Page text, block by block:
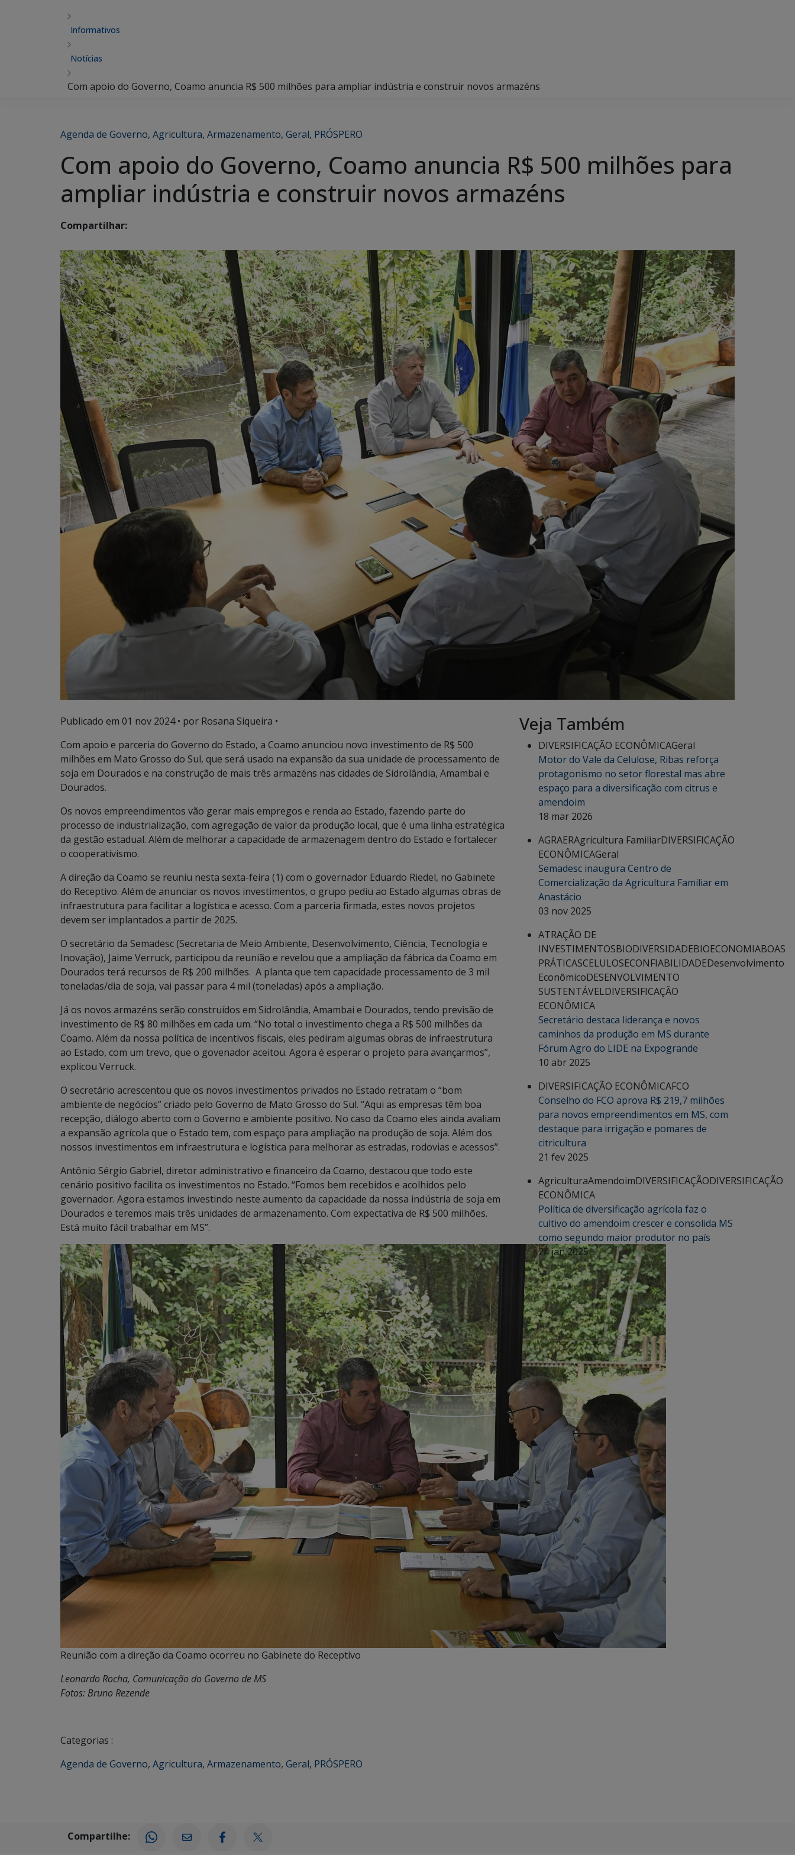
Informativos
Notícias
Com apoio do Governo, Coamo anuncia R$ 500 milhões para ampliar indústria e construir novos armazéns
Agenda de Governo, Agricultura, Armazenamento, Geral, PRÓSPERO
Com apoio do Governo, Coamo anuncia R$ 500 milhões para
ampliar indústria e construir novos armazéns
Compartilhar:
Publicado em 01 nov 2024• por Rosana Siqueira •
Com apoio e parceria do Governo do Estado, a Coamo anunciou novo investimento de R$ 500
milhões em Mato Grosso do Sul, que será usado na expansão da sua unidade de processamento de
soja em Dourados e na construção de mais três armazéns nas cidades de Sidrolândia, Amambai e
Dourados.
Os novos empreendimentos vão gerar mais empregos e renda ao Estado, fazendo parte do
processo de industrialização, com agregação de valor da produção local, que é uma linha estratégica
da gestão estadual. Além de melhorar a capacidade de armazenagem dentro do Estado e fortalecer
o cooperativismo.
A direção da Coamo se reuniu nesta sexta-feira (1) com o governador Eduardo Riedel, no Gabinete
do Receptivo. Além de anunciar os novos investimentos, o grupo pediu ao Estado algumas obras de
infraestrutura para facilitar a logística e acesso. Com a parceria firmada, estes novos projetos
devem ser implantados a partir de 2025.
O secretário da Semadesc (Secretaria de Meio Ambiente, Desenvolvimento, Ciência, Tecnologia e
Inovação), Jaime Verruck, participou da reunião e revelou que a ampliação da fábrica da Coamo em
Dourados terá recursos de R$ 200 milhões. A planta que tem capacidade processamento de 3 mil
toneladas/dia de soja, vai passar para 4 mil (toneladas) após a ampliação.
Já os novos armazéns serão construídos em Sidrolândia, Amambai e Dourados, tendo previsão de
investimento de R$ 80 milhões em cada um. “No total o investimento chega a R$ 500 milhões da
Coamo. Além da nossa política de incentivos fiscais, eles pediram algumas obras de infraestrutura
ao Estado, com um trevo, que o govenador aceitou. Agora é esperar o projeto para avançarmos”,
explicou Verruck.
O secretário acrescentou que os novos investimentos privados no Estado retratam o “bom
ambiente de negócios” criado pelo Governo de Mato Grosso do Sul. “Aqui as empresas têm boa
recepção, diálogo aberto com o Governo e ambiente positivo. No caso da Coamo eles ainda avaliam
a expansão agrícola que o Estado tem, com espaço para ampliação na produção de soja. Além dos
nossos investimentos em infraestrutura e logística para melhorar as estradas, rodovias e acessos”.
Antônio Sérgio Gabriel, diretor administrativo e financeiro da Coamo, destacou que todo este
cenário positivo facilita os investimentos no Estado. “Fomos bem recebidos e acolhidos pelo
governador. Agora estamos investindo neste aumento da capacidade da nossa indústria de soja em
Dourados e teremos mais três unidades de armazenamento. Com expectativa de R$ 500 milhões.
Está muito fácil trabalhar em MS”.
Reunião com a direção da Coamo ocorreu no Gabinete do Receptivo
Leonardo Rocha, Comunicação do Governo de MS
Fotos: Bruno Rezende
Categorias :
Agenda de Governo, Agricultura, Armazenamento, Geral, PRÓSPERO
Veja Também
DIVERSIFICAÇÃO ECONÔMICAGeral
Motor do Vale da Celulose, Ribas reforça
protagonismo no setor florestal mas abre
espaço para a diversificação com citrus e
amendoim
18 mar 2026
AGRAERAgricultura FamiliarDIVERSIFICAÇÃO
ECONÔMICAGeral
Semadesc inaugura Centro de
Comercialização da Agricultura Familiar em
Anastácio
03 nov 2025
ATRAÇÃO DE
INVESTIMENTOSBIODIVERSIDADEBIOECONOMIABOAS
PRÁTICASCELULOSECONFIABILIDADEDesenvolvimento
EconômicoDESENVOLVIMENTO
SUSTENTÁVELDIVERSIFICAÇÃO
ECONÔMICA
Secretário destaca liderança e novos
caminhos da produção em MS durante
Fórum Agro do LIDE na Expogrande
10 abr 2025
DIVERSIFICAÇÃO ECONÔMICAFCO
Conselho do FCO aprova R$ 219,7 milhões
para novos empreendimentos em MS, com
destaque para irrigação e pomares de
citricultura
21 fev 2025
AgriculturaAmendoimDIVERSIFICAÇÃODIVERSIFICAÇÃO
ECONÔMICA
Política de diversificação agrícola faz o
cultivo do amendoim crescer e consolida MS
como segundo maior produtor no país
24 jan 2025
Compartilhe: